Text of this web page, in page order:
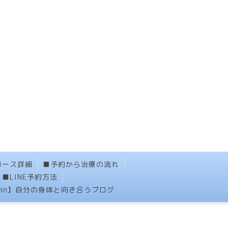
ス詳細
■予約から治療の流れ
■LINE予約方法
】自分の身体と向き合うブログ